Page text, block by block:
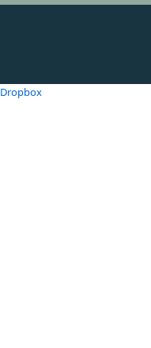
Dropbox